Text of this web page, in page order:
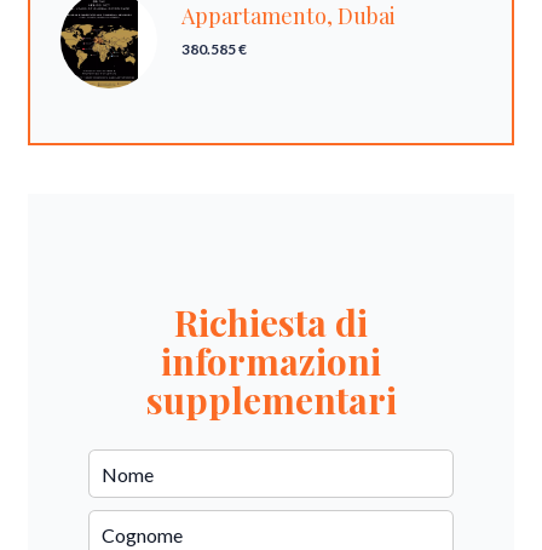
Appartamento, Dubai
380.585 €
Richiesta di
informazioni
supplementari